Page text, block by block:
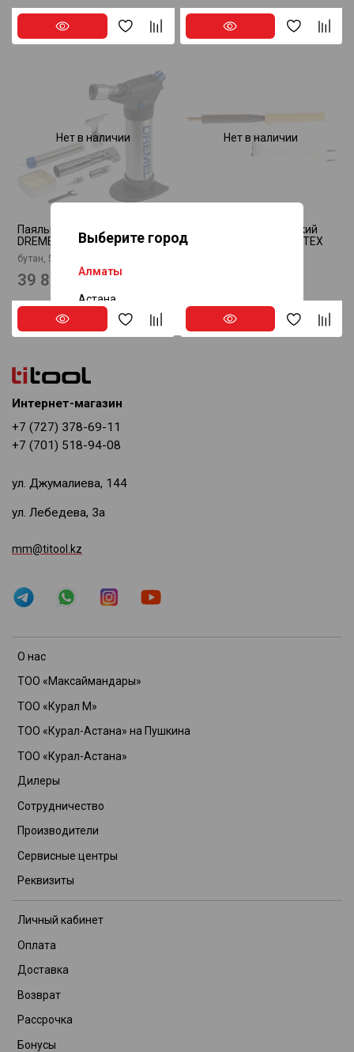
Выберите город
Алматы
Астана
Нет в наличии
Паяльная лампа VersaFlame
DREMEL F0132200JC
бутан, 550 °C — 1200 °C
39 850 ₸
Нет в наличии
Паяльник электрический
ЭПСН-03-80/220 СИБРТЕХ
О нас
ТОО «Максаймандары»
ТОО «Курал М»
ТОО «Курал-Астана» на Пушкина
ТОО «Курал-Астана»
Дилеры
Сотрудничество
Производители
Сервисные центры
Реквизиты
Личный кабинет
Оплата
Доставка
Возврат
Рассрочка
Бонусы
Интернет-магазин
+7 (727) 378-69-11
+7 (701) 518-94-08
ул. Джумалиева, 144
ул. Лебедева, 3а
mm@titool.kz